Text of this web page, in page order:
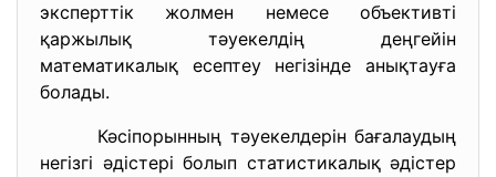
эксперттік жолмен немесе объективті
қаржылық тәуекелдің деңгейін
математикалық есептеу негізінде анықтауға
болады.
Кәсіпорынның тәуекелдерін бағалаудың
негізгі әдістері болып статистикалық әдістер